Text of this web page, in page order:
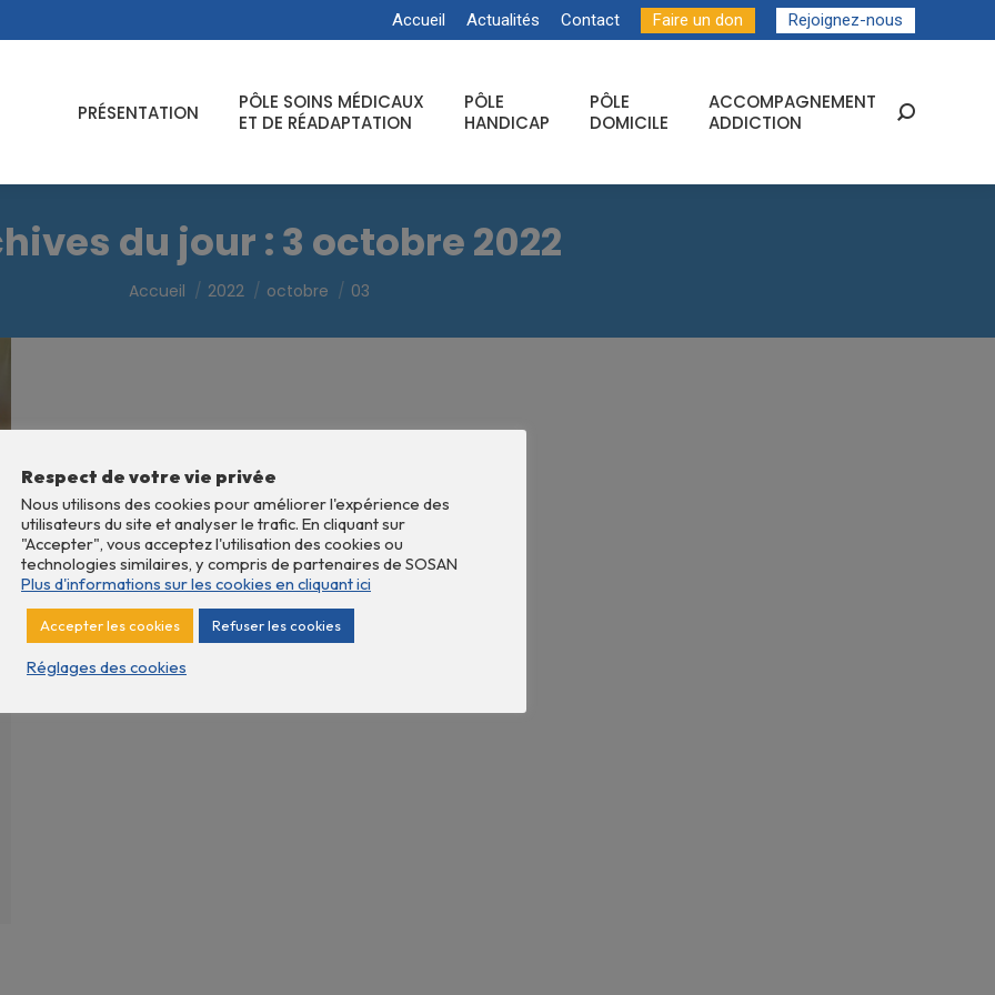
Accueil Actualités Contact Faire un don Rejoignez-nous
PRÉSENTATION
PÔLE SOINS MÉDICAUX
ET DE RÉADAPTATION
PÔLE
HANDICAP
PÔLE
DOMICILE
ACCOMPAGNEMENT
ADDICTION
Recherche
du jour :3 octobre 2022
Vous êtes ici :
Accueil 2022 octobre 03
Respect de votre vie privée
Nous utilisons des cookies pour améliorer l'expérience des
utilisateurs du site et analyser le trafic. En cliquant sur
"Accepter", vous acceptez l'utilisation des cookies ou
technologies similaires, y compris de partenaires de SOSAN
Plus d'informations sur les cookies en cliquant ici
Accepter les cookies Refuser les cookies
Réglages des cookies